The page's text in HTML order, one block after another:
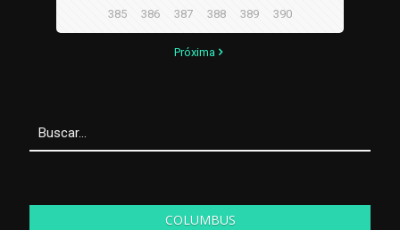
385 386 387 388 389 390
Próxima
COLUMBUS